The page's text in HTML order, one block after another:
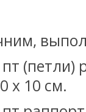
(петли)
х 10 см.